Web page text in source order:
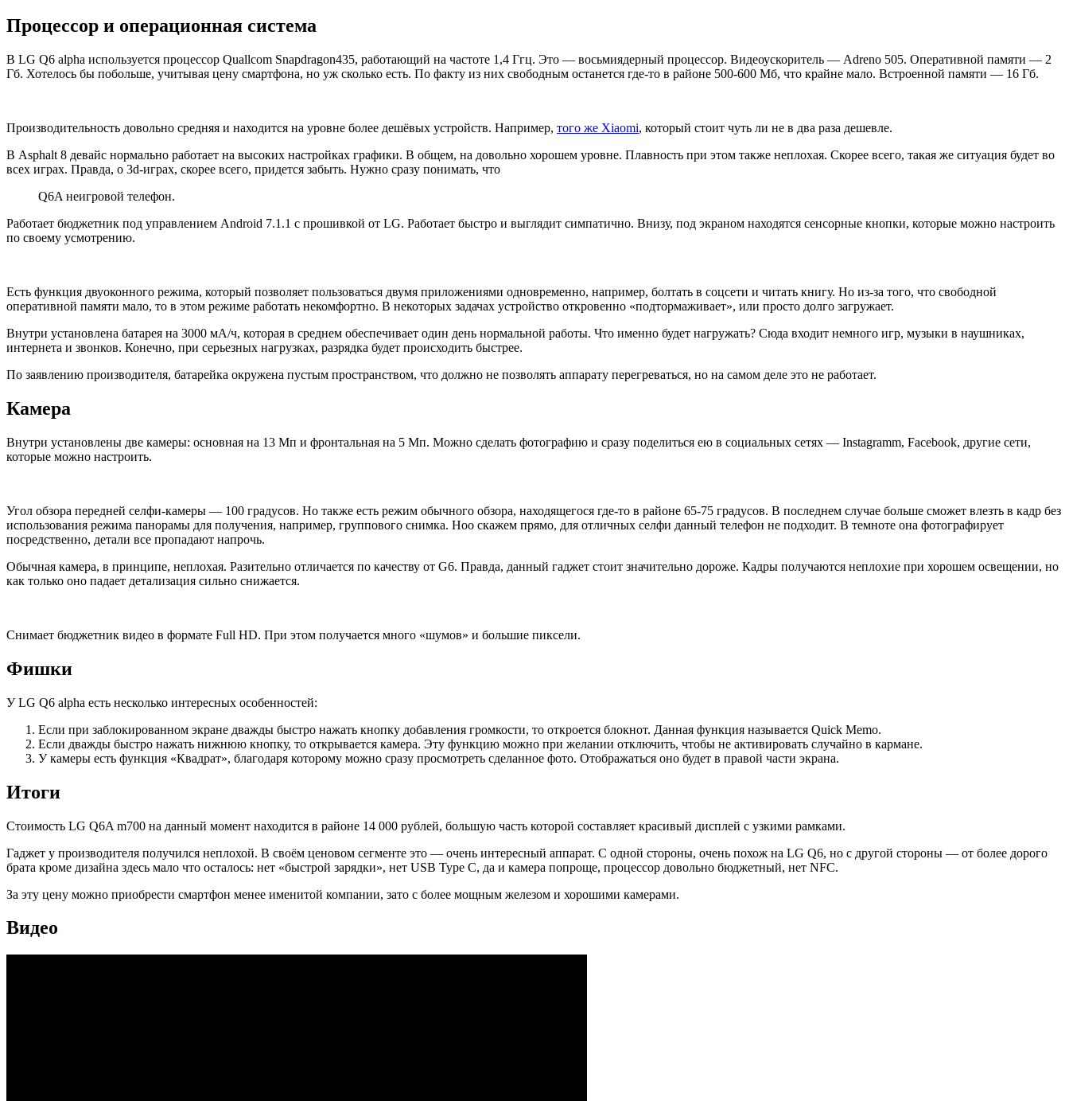
Процессор и операционная система
В LG Q6 alpha используется процессор Quallcom Snapdragon435, работающий на частоте 1,4 Ггц. Это — восьмиядерный процессор. Видеоускоритель — Adreno 505. Оперативной памяти — 2
Гб. Хотелось бы побольше, учитывая цену смартфона, но уж сколько есть. По факту из них свободным останется где-то в районе 500-600 Мб, что крайне мало. Встроенной памяти — 16 Гб.
Производительность довольно средняя и находится на уровне более дешёвых устройств. Например, того же Xiaomi, который стоит чуть ли не в два раза дешевле.
В Asphalt 8 девайс нормально работает на высоких настройках графики. В общем, на довольно хорошем уровне. Плавность при этом также неплохая. Скорее всего, такая же ситуация будет во
всех играх. Правда, о 3d-играх, скорее всего, придется забыть. Нужно сразу понимать, что
Q6A неигровой телефон.
Работает бюджетник под управлением Android 7.1.1 с прошивкой от LG. Работает быстро и выглядит симпатично. Внизу, под экраном находятся сенсорные кнопки, которые можно настроить
по своему усмотрению.
Есть функция двуоконного режима, который позволяет пользоваться двумя приложениями одновременно, например, болтать в соцсети и читать книгу. Но из-за того, что свободной
оперативной памяти мало, то в этом режиме работать некомфортно. В некоторых задачах устройство откровенно «подтормаживает», или просто долго загружает.
Внутри установлена батарея на 3000 мА/ч, которая в среднем обеспечивает один день нормальной работы. Что именно будет нагружать? Сюда входит немного игр, музыки в наушниках,
интернета и звонков. Конечно, при серьезных нагрузках, разрядка будет происходить быстрее.
По заявлению производителя, батарейка окружена пустым пространством, что должно не позволять аппарату перегреваться, но на самом деле это не работает.
Камера
Внутри установлены две камеры: основная на 13 Мп и фронтальная на 5 Мп. Можно сделать фотографию и сразу поделиться ею в социальных сетях — Instagramm, Facebook, другие сети,
которые можно настроить.
Угол обзора передней селфи-камеры — 100 градусов. Но также есть режим обычного обзора, находящегося где-то в районе 65-75 градусов. В последнем случае больше сможет влезть в кадр без
использования режима панорамы для получения, например, группового снимка. Ноо скажем прямо, для отличных селфи данный телефон не подходит. В темноте она фотографирует
посредственно, детали все пропадают напрочь.
Обычная камера, в принципе, неплохая. Разительно отличается по качеству от G6. Правда, данный гаджет стоит значительно дороже. Кадры получаются неплохие при хорошем освещении, но
как только оно падает детализация сильно снижается.
Снимает бюджетник видео в формате Full HD. При этом получается много «шумов» и большие пиксели.
Фишки
У LG Q6 alpha есть несколько интересных особенностей:
Если при заблокированном экране дважды быстро нажать кнопку добавления громкости, то откроется блокнот. Данная функция называется Quick Memo.
Если дважды быстро нажать нижнюю кнопку, то открывается камера. Эту функцию можно при желании отключить, чтобы не активировать случайно в кармане.
У камеры есть функция «Квадрат», благодаря которому можно сразу просмотреть сделанное фото. Отображаться оно будет в правой части экрана.
Итоги
Стоимость LG Q6A m700 на данный момент находится в районе 14 000 рублей, большую часть которой составляет красивый дисплей с узкими рамками.
Гаджет у производителя получился неплохой. В своём ценовом сегменте это — очень интересный аппарат. С одной стороны, очень похож на LG Q6, но с другой стороны — от более дорого
брата кроме дизайна здесь мало что осталось: нет «быстрой зарядки», нет USB Type C, да и камера попроще, процессор довольно бюджетный, нет NFC.
За эту цену можно приобрести смартфон менее именитой компании, зато с более мощным железом и хорошими камерами.
Видео